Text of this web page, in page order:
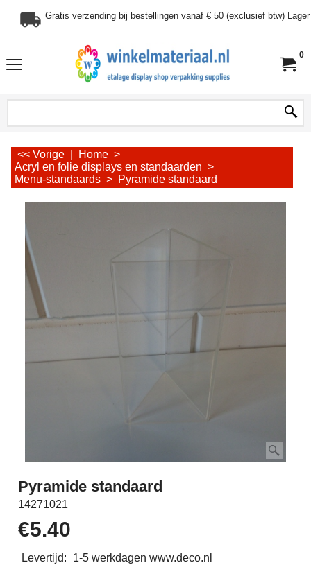
Gratis verzending bij bestellingen vanaf € 50 (exclusief btw)
0
<< Vorige Home >
Acryl en folie displays en standaarden >
Menu-standaards > Pyramide standaard
Pyramide standaard
14271021
€5.40
Levertijd: 1-5 werkdagen www.deco.nl